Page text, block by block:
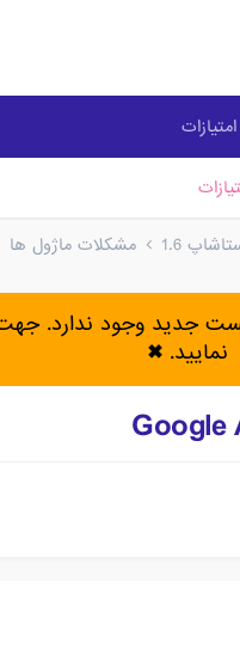
1.6 مشکلات ماژول ها
جدید وجود ندارد.
نمایید. ✖